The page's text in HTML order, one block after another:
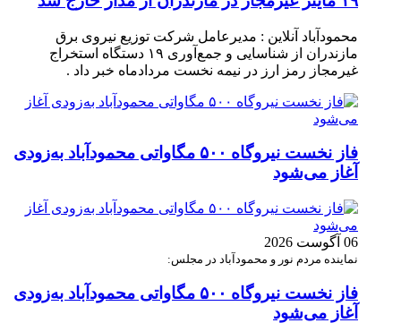
محمودآباد آنلاین : مدیرعامل شرکت توزیع نیروی برق
مازندران از شناسایی و جمع‌آوری ۱۹ دستگاه استخراج
غیرمجاز رمز ارز در نیمه نخست مردادماه خبر داد .
فاز نخست نیروگاه ۵۰۰ مگاواتی محمودآباد به‌زودی
آغاز می‌شود
06 آگوست 2026
نماینده مردم نور و محمودآباد در مجلس:
فاز نخست نیروگاه ۵۰۰ مگاواتی محمودآباد به‌زودی
آغاز می‌شود